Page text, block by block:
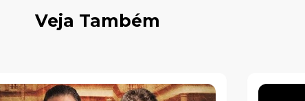
Veja Também